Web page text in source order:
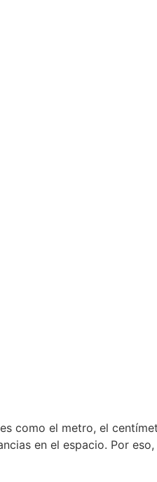
como el metro, el
en el espacio. Por